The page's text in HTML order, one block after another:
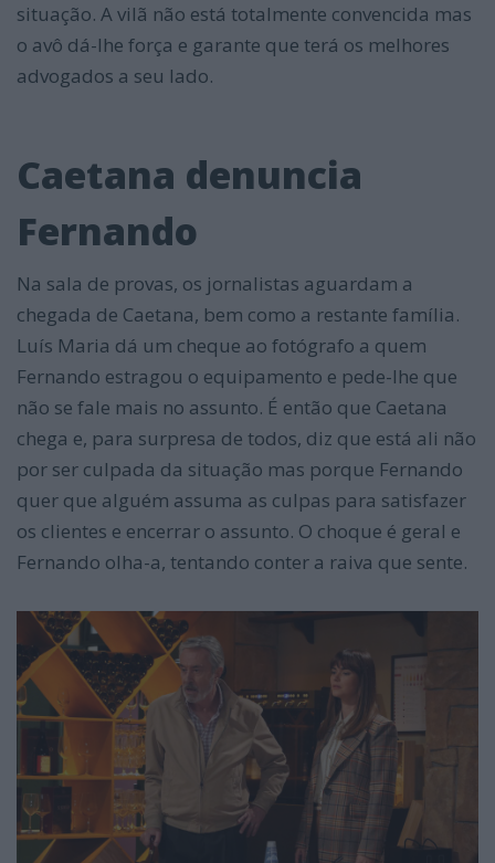
situação. A vilã não está totalmente convencida mas
o avô dá-lhe força e garante que terá os melhores
advogados a seu lado.
Caetana denuncia
Fernando
Na sala de provas, os jornalistas aguardam a
chegada de Caetana, bem como a restante família.
Luís Maria dá um cheque ao fotógrafo a quem
Fernando estragou o equipamento e pede-lhe que
não se fale mais no assunto. É então que Caetana
chega e, para surpresa de todos, diz que está ali não
por ser culpada da situação mas porque Fernando
quer que alguém assuma as culpas para satisfazer
os clientes e encerrar o assunto. O choque é geral e
Fernando olha-a, tentando conter a raiva que sente.